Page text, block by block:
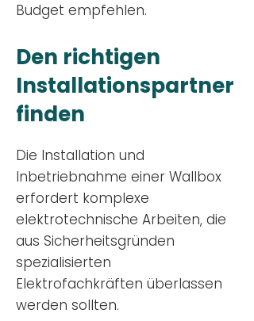
Budget empfehlen.
Den richtigen
Installationspartner
finden
Die Installation und
Inbetriebnahme einer Wallbox
erfordert komplexe
elektrotechnische Arbeiten, die
aus Sicherheitsgründen
spezialisierten
Elektrofachkräften überlassen
werden sollten.